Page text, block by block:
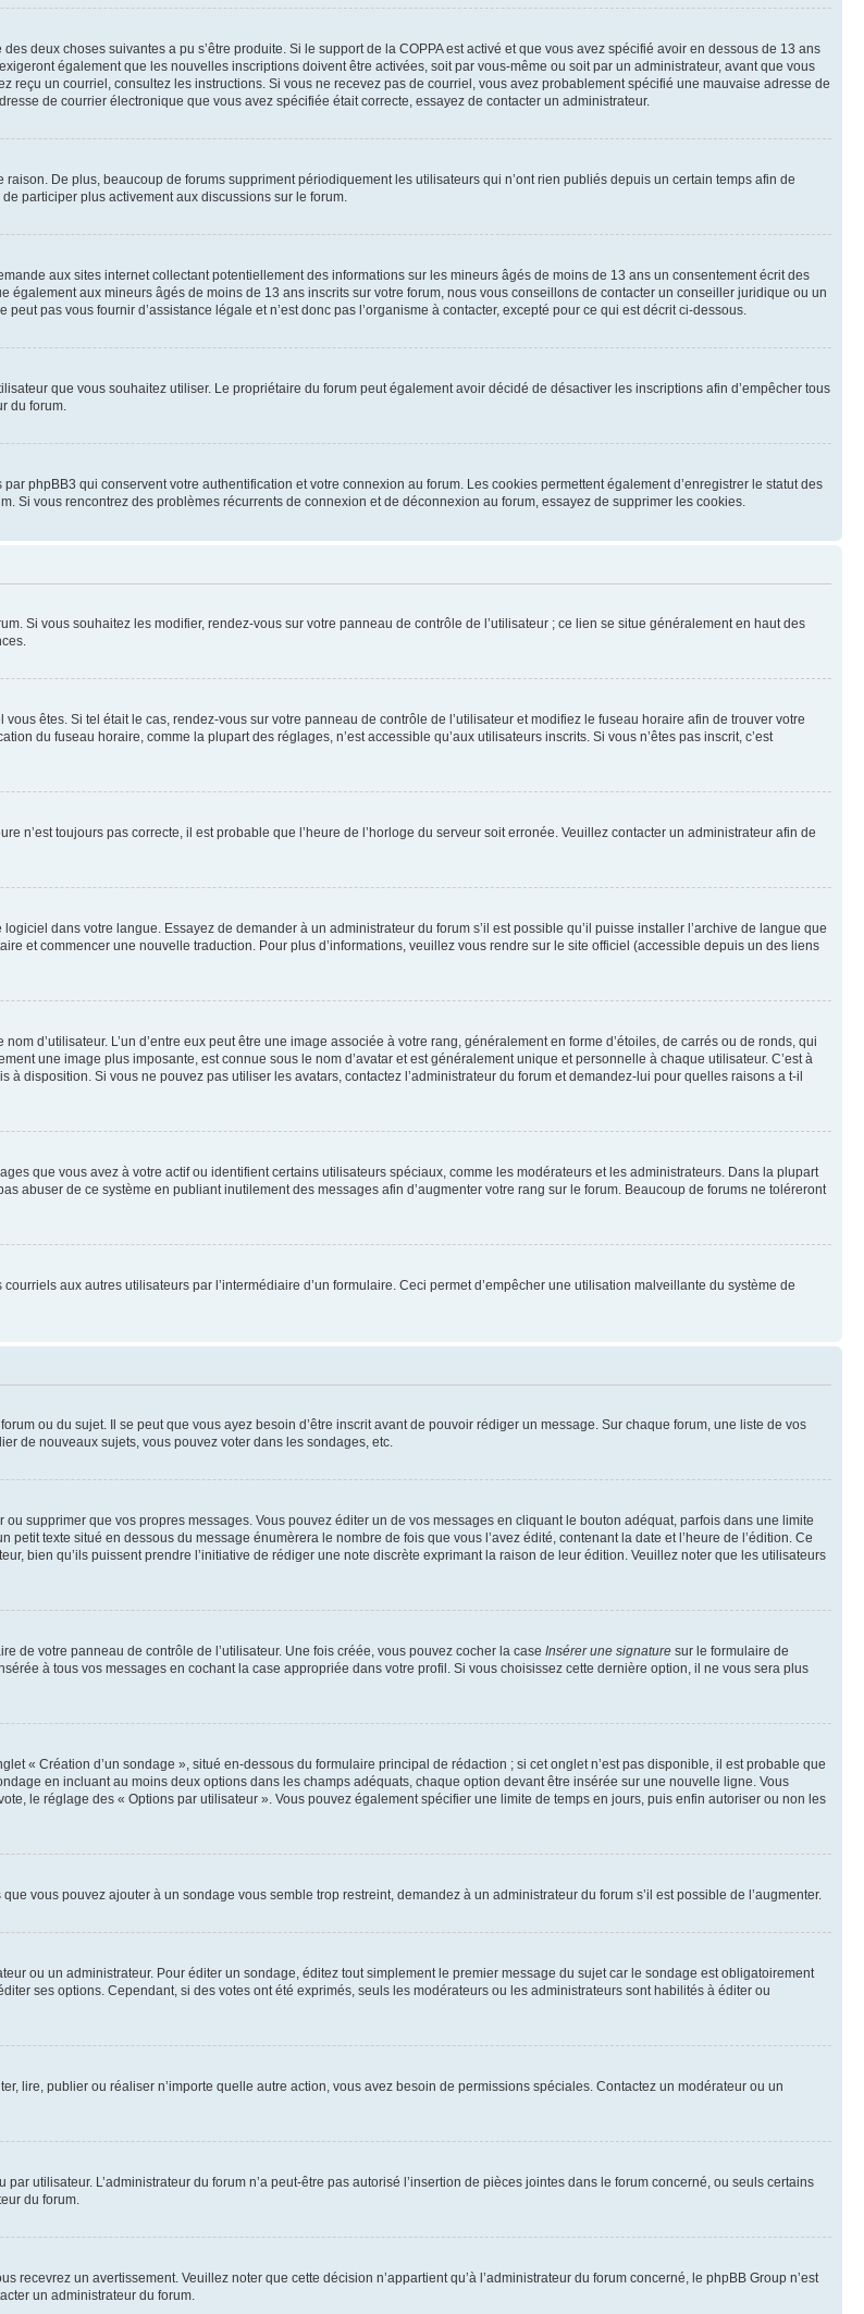
deux choses suivantes a pu s’être produite. Si le support de la COPPA est activé et que vous avez spécifié avoir en dessous de 13 ans
également que les nouvelles inscriptions doivent être activées, soit par vous-même ou soit par un administrateur, avant que vous
un courriel, consultez les instructions. Si vous ne recevez pas de courriel, vous avez probablement spécifié une mauvaise adresse de
de courrier électronique que vous avez spécifiée était correcte, essayez de contacter un administrateur.
De plus, beaucoup de forums suppriment périodiquement les utilisateurs qui n’ont rien publiés depuis un certain temps afin de
participer plus activement aux discussions sur le forum.
aux sites internet collectant potentiellement des informations sur les mineurs âgés de moins de 13 ans un consentement écrit des
aux mineurs âgés de moins de 13 ans inscrits sur votre forum, nous vous conseillons de contacter un conseiller juridique ou un
pas vous fournir d’assistance légale et n’est donc pas l’organisme à contacter, excepté pour ce qui est décrit ci-dessous.
que vous souhaitez utiliser. Le propriétaire du forum peut également avoir décidé de désactiver les inscriptions afin d’empêcher tous
du forum.
phpBB3 qui conservent votre authentification et votre connexion au forum. Les cookies permettent également d’enregistrer le statut des
Si vous rencontrez des problèmes récurrents de connexion et de déconnexion au forum, essayez de supprimer les cookies.
Si vous souhaitez les modifier, rendez-vous sur votre panneau de contrôle de l’utilisateur ; ce lien se situe généralement en haut des
êtes. Si tel était le cas, rendez-vous sur votre panneau de contrôle de l’utilisateur et modifiez le fuseau horaire afin de trouver votre
du fuseau horaire, comme la plupart des réglages, n’est accessible qu’aux utilisateurs inscrits. Si vous n’êtes pas inscrit, c’est
n’est toujours pas correcte, il est probable que l’heure de l’horloge du serveur soit erronée. Veuillez contacter un administrateur afin de
dans votre langue. Essayez de demander à un administrateur du forum s’il est possible qu’il puisse installer l’archive de langue que
et commencer une nouvelle traduction. Pour plus d’informations, veuillez vous rendre sur le site officiel (accessible depuis un des liens
d’utilisateur. L’un d’entre eux peut être une image associée à votre rang, généralement en forme d’étoiles, de carrés ou de ronds, qui
une image plus imposante, est connue sous le nom d’avatar et est généralement unique et personnelle à chaque utilisateur. C’est à
disposition. Si vous ne pouvez pas utiliser les avatars, contactez l’administrateur du forum et demandez-lui pour quelles raisons a t-il
que vous avez à votre actif ou identifient certains utilisateurs spéciaux, comme les modérateurs et les administrateurs. Dans la plupart
abuser de ce système en publiant inutilement des messages afin d’augmenter votre rang sur le forum. Beaucoup de forums ne toléreront
aux autres utilisateurs par l’intermédiaire d’un formulaire. Ceci permet d’empêcher une utilisation malveillante du système de
ou du sujet. Il se peut que vous ayez besoin d’être inscrit avant de pouvoir rédiger un message. Sur chaque forum, une liste de vos
de nouveaux sujets, vous pouvez voter dans les sondages, etc.
supprimer que vos propres messages. Vous pouvez éditer un de vos messages en cliquant le bouton adéquat, parfois dans une limite
texte situé en dessous du message énumèrera le nombre de fois que vous l’avez édité, contenant la date et l’heure de l’édition. Ce
bien qu’ils puissent prendre l’initiative de rédiger une note discrète exprimant la raison de leur édition. Veuillez noter que les utilisateurs
de votre panneau de contrôle de l’utilisateur. Une fois créée, vous pouvez cocher la case Insérer une signature sur le formulaire de
à tous vos messages en cochant la case appropriée dans votre profil. Si vous choisissez cette dernière option, il ne vous sera plus
« Création d’un sondage », situé en-dessous du formulaire principal de rédaction ; si cet onglet n’est pas disponible, il est probable que
en incluant au moins deux options dans les champs adéquats, chaque option devant être insérée sur une nouvelle ligne. Vous
le réglage des « Options par utilisateur ». Vous pouvez également spécifier une limite de temps en jours, puis enfin autoriser ou non les
vous pouvez ajouter à un sondage vous semble trop restreint, demandez à un administrateur du forum s’il est possible de l’augmenter.
ou un administrateur. Pour éditer un sondage, éditez tout simplement le premier message du sujet car le sondage est obligatoirement
ses options. Cependant, si des votes ont été exprimés, seuls les modérateurs ou les administrateurs sont habilités à éditer ou
lire, publier ou réaliser n’importe quelle autre action, vous avez besoin de permissions spéciales. Contactez un modérateur ou un
utilisateur. L’administrateur du forum n’a peut-être pas autorisé l’insertion de pièces jointes dans le forum concerné, ou seuls certains
du forum.
un avertissement. Veuillez noter que cette décision n’appartient qu’à l’administrateur du forum concerné, le phpBB Group n’est
un administrateur du forum.